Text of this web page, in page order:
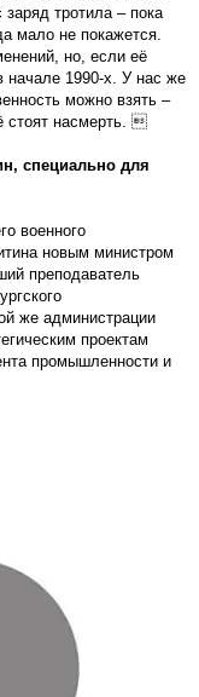
тротила – пока
мало не покажется.
но, если её
начале 1990-х. У нас же
можно взять –
стоят насмерть. 
специально для
военного
новым министром
преподаватель
же администрации
проектам
промышленности и